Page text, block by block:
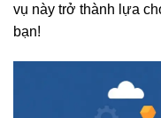
vụ này trở thành lựa
bạn!